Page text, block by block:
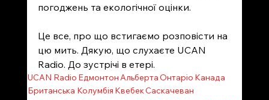
погоджень та екологічної оцінки.
Це все, про що встигаємо розповісти на
цю мить. Дякую, що слухаєте UCAN
Radio. До зустрічі в етері.
UCAN Radio ЕдмонтонАльбертаОнтаріо Канада
Британська Колумбія КвебекСаскачеван